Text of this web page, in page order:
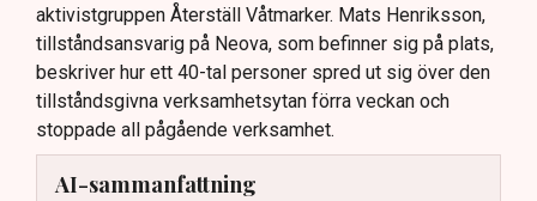
aktivistgruppen Återställ Våtmarker. Mats Henriksson,
tillståndsansvarig på Neova, som befinner sig på plats,
beskriver hur ett 40-tal personer spred ut sig över den
tillståndsgivna verksamhetsytan förra veckan och
stoppade all pågående verksamhet.
AI-sammanfattning